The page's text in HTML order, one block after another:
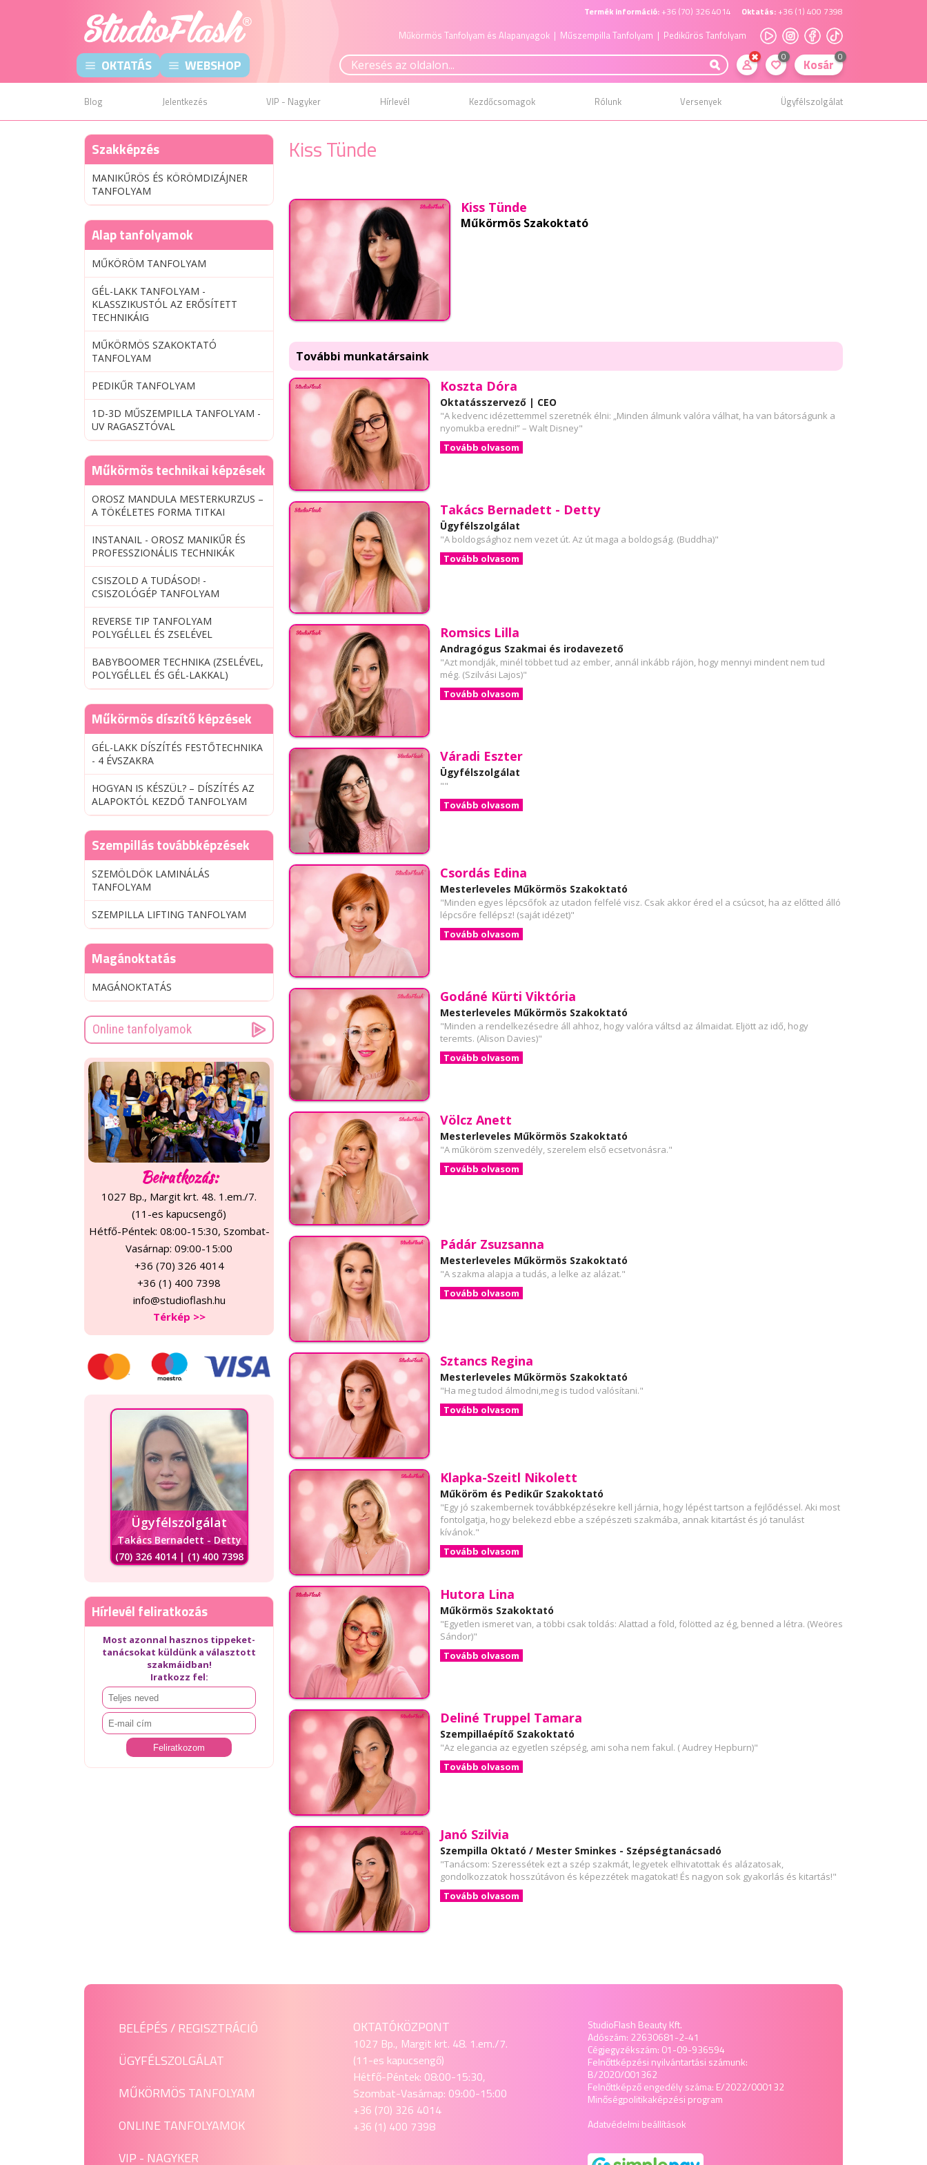
Termék információ: +36 (70) 326 4014 Oktatás: +36 (1) 400 7398
Műkörmös Tanfolyam és Alapanyagok | Műszempilla Tanfolyam | Pedikűrös Tanfolyam
OKTATÁS WEBSHOP 0 Kosár 0
Blog Jelentkezés VIP - Nagyker Hírlevél Kezdőcsomagok Rólunk Versenyek Ügyfélszolgálat
Kiss Tünde
Kiss Tünde
Műkörmös Szakoktató
További munkatársaink
Koszta Dóra
Oktatásszervező | CEO
"A kedvenc idézettemmel szeretnék élni: „Minden álmunk valóra válhat, ha van bátorságunk a
nyomukba eredni!” – Walt Disney"
Tovább olvasom
Takács Bernadett - Detty
Ügyfélszolgálat
"A boldogsághoz nem vezet út. Az út maga a boldogság. (Buddha)"
Tovább olvasom
Romsics Lilla
Andragógus Szakmai és irodavezető
"Azt mondják, minél többet tud az ember, annál inkább rájön, hogy mennyi mindent nem tud
még. (Szilvási Lajos)"
Tovább olvasom
Váradi Eszter
Ügyfélszolgálat
""
Tovább olvasom
Csordás Edina
Mesterleveles Műkörmös Szakoktató
"Minden egyes lépcsőfok az utadon felfelé visz. Csak akkor éred el a csúcsot, ha az előtted álló
lépcsőre fellépsz! (saját idézet)"
Tovább olvasom
Godáné Kürti Viktória
Mesterleveles Műkörmös Szakoktató
"Minden a rendelkezésedre áll ahhoz, hogy valóra váltsd az álmaidat. Eljött az idő, hogy
teremts. (Alison Davies)"
Tovább olvasom
Völcz Anett
Mesterleveles Műkörmös Szakoktató
"A műköröm szenvedély, szerelem első ecsetvonásra."
Tovább olvasom
Pádár Zsuzsanna
Mesterleveles Műkörmös Szakoktató
"A szakma alapja a tudás, a lelke az alázat."
Tovább olvasom
Sztancs Regina
Mesterleveles Műkörmös Szakoktató
"Ha meg tudod álmodni,meg is tudod valósítani."
Tovább olvasom
Klapka-Szeitl Nikolett
Műköröm és Pedikűr Szakoktató
"Egy jó szakembernek továbbképzésekre kell járnia, hogy lépést tartson a fejlődéssel. Aki most
fontolgatja, hogy belekezd ebbe a szépészeti szakmába, annak kitartást és jó tanulást
kívánok."
Tovább olvasom
Hutora Lina
Műkörmös Szakoktató
"Egyetlen ismeret van, a többi csak toldás: Alattad a föld, fölötted az ég, benned a létra. (Weöres
Sándor)"
Tovább olvasom
Deliné Truppel Tamara
Szempillaépítő Szakoktató
"Az elegancia az egyetlen szépség, ami soha nem fakul. ( Audrey Hepburn)"
Tovább olvasom
Janó Szilvia
Szempilla Oktató / Mester Sminkes - Szépségtanácsadó
"Tanácsom: Szeressétek ezt a szép szakmát, legyetek elhivatottak és alázatosak,
gondolkozzatok hosszútávon és képezzétek magatokat! És nagyon sok gyakorlás és kitartás!"
Tovább olvasom
Szakképzés
MANIKŰRÖS ÉS KÖRÖMDIZÁJNER
TANFOLYAM
Alap tanfolyamok
MŰKÖRÖM TANFOLYAM
GÉL-LAKK TANFOLYAM -
KLASSZIKUSTÓL AZ ERŐSÍTETT
TECHNIKÁIG
MŰKÖRMÖS SZAKOKTATÓ
TANFOLYAM
PEDIKŰR TANFOLYAM
1D-3D MŰSZEMPILLA TANFOLYAM -
UV RAGASZTÓVAL
Műkörmös technikai képzések
OROSZ MANDULA MESTERKURZUS –
A TÖKÉLETES FORMA TITKAI
INSTANAIL - OROSZ MANIKŰR ÉS
PROFESSZIONÁLIS TECHNIKÁK
CSISZOLD A TUDÁSOD! -
CSISZOLÓGÉP TANFOLYAM
REVERSE TIP TANFOLYAM
POLYGÉLLEL ÉS ZSELÉVEL
BABYBOOMER TECHNIKA (ZSELÉVEL,
POLYGÉLLEL ÉS GÉL-LAKKAL)
Műkörmös díszítő képzések
GÉL-LAKK DÍSZÍTÉS FESTŐTECHNIKA
- 4 ÉVSZAKRA
HOGYAN IS KÉSZÜL? – DÍSZÍTÉS AZ
ALAPOKTÓL KEZDŐ TANFOLYAM
Szempillás továbbképzések
SZEMÖLDÖK LAMINÁLÁS
TANFOLYAM
SZEMPILLA LIFTING TANFOLYAM
Magánoktatás
MAGÁNOKTATÁS
Online tanfolyamok
Beiratkozás:
1027 Bp., Margit krt. 48. 1.em./7.
(11-es kapucsengő)
Hétfő-Péntek: 08:00-15:30, Szombat-
Vasárnap: 09:00-15:00
+36 (70) 326 4014
+36 (1) 400 7398
info@studioflash.hu
Térkép >>
Ügyfélszolgálat
Takács Bernadett - Detty
(70) 326 4014 | (1) 400 7398
Hírlevél feliratkozás
Most azonnal hasznos tippeket-
tanácsokat küldünk a választott
szakmáidban!
Iratkozz fel:
BELÉPÉS / REGISZTRÁCIÓ
ÜGYFÉLSZOLGÁLAT
MŰKÖRMÖS TANFOLYAM
ONLINE TANFOLYAMOK
VIP - NAGYKER
OKTATÓKÖZPONT
1027 Bp., Margit krt. 48. 1.em./7.
(11-es kapucsengő)
Hétfő-Péntek: 08:00-15:30,
Szombat-Vasárnap: 09:00-15:00
+36 (70) 326 4014
+36 (1) 400 7398
StudioFlash Beauty Kft.
Adószám: 22630681-2-41
Cégjegyzékszám: 01-09-936594
Felnőttképzési nyilvántartási számunk:
B/2020/001362
Felnőttképző engedély száma: E/2022/000132
Minőségpolitikaképzési program
Adatvédelmi beállítások